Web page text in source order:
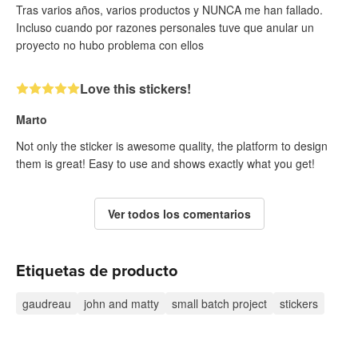
Tras varios años, varios productos y NUNCA me han fallado.
Incluso cuando por razones personales tuve que anular un
proyecto no hubo problema con ellos
Love this stickers!
Marto
Not only the sticker is awesome quality, the platform to design
them is great! Easy to use and shows exactly what you get!
Ver todos los comentarios
Etiquetas de producto
gaudreau john and matty small batch project stickers